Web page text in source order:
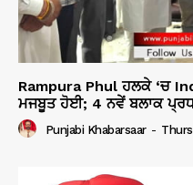
Rampura Phul ਹਲਕੇ ‘ਚ
ਮਜਬੂਤ ਹੋਈ; 4 ਨਵੇਂ ਬਲਾਕ
Punjabi Khabarsaar -